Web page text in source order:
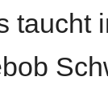
taucht